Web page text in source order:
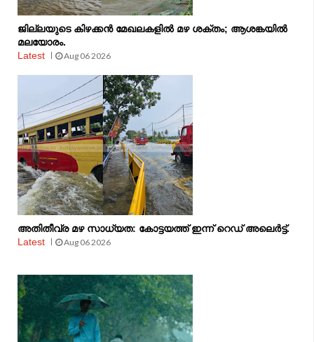
ജില്ലയുടെ കിഴക്കൻ മേഖലകളിൽ മഴ ശക്തം; ആശങ്കയിൽ
മലയോരം.
Latest
Aug 06 2026
അതിതീവ്ര മഴ സാധ്യത: കോട്ടയത്ത് ഇന്ന് റെഡ് അലെർട്ട്.
Latest
Aug 06 2026